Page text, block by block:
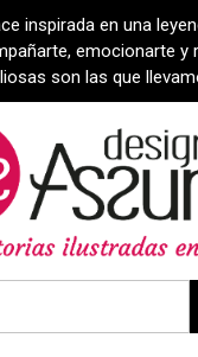
inspirada en una
emocionarte y
son las que